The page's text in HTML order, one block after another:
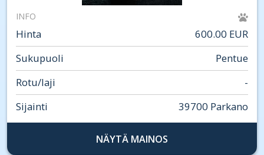
INFO
Hinta
600.00 EUR
Sukupuoli
Pentue
Rotu/laji
-
Sijainti
39700 Parkano
NÄYTÄ MAINOS